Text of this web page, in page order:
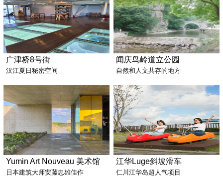
广津桥8号街
汉江夏日秘密空间
闻庆鸟岭道立公园
自然和人文共存的地方
Yumin Art Nouveau 美术馆
日本建筑大师安藤忠雄佳作
江华Luge斜坡滑车
仁川江华岛超人气项目